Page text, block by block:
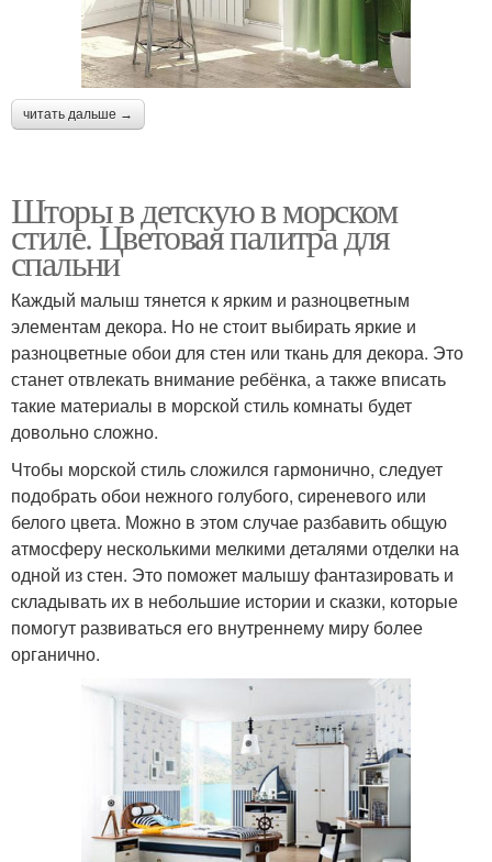
читать дальше →
Шторы в детскую в морском
стиле. Цветовая палитра для
спальни
Каждый малыш тянется к ярким и разноцветным
элементам декора. Но не стоит выбирать яркие и
разноцветные обои для стен или ткань для декора. Это
станет отвлекать внимание ребёнка, а также вписать
такие материалы в морской стиль комнаты будет
довольно сложно.
Чтобы морской стиль сложился гармонично, следует
подобрать обои нежного голубого, сиреневого или
белого цвета. Можно в этом случае разбавить общую
атмосферу несколькими мелкими деталями отделки на
одной из стен. Это поможет малышу фантазировать и
складывать их в небольшие истории и сказки, которые
помогут развиваться его внутреннему миру более
органично.